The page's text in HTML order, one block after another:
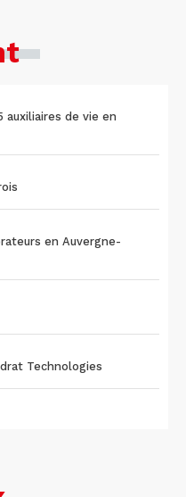
auxiliaires de vie en
en Auvergne-
Technologies